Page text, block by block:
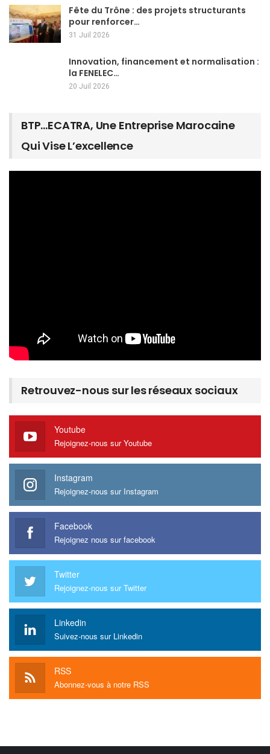
Fête du Trône : des projets structurants
pour renforcer…
31 Juil 2026
Innovation, financement et normalisation :
la FENELEC…
20 Juil 2026
BTP…ECATRA, Une Entreprise Marocaine
Qui Vise L’excellence
Retrouvez-nous sur les réseaux sociaux
Youtube
Rejoignez-nous sur Youtube
Instagram
Rejoignez-nous sur Instagram
Facebook
Rejoignez nous sur facebook
Twitter
Rejoignez-nous sur Twitter
Linkedin
Suivez-nous sur Linkedin
RSS
Abonnez-vous à notre RSS